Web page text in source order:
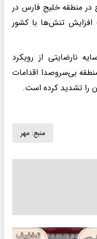
در منطقه خلیج فارس در
افزایش تنش‌ها با کشور
نارضایتی از رویکرد
بی‌سروصدا اقدامات
را تشدید کرده است.
منبع: مهر